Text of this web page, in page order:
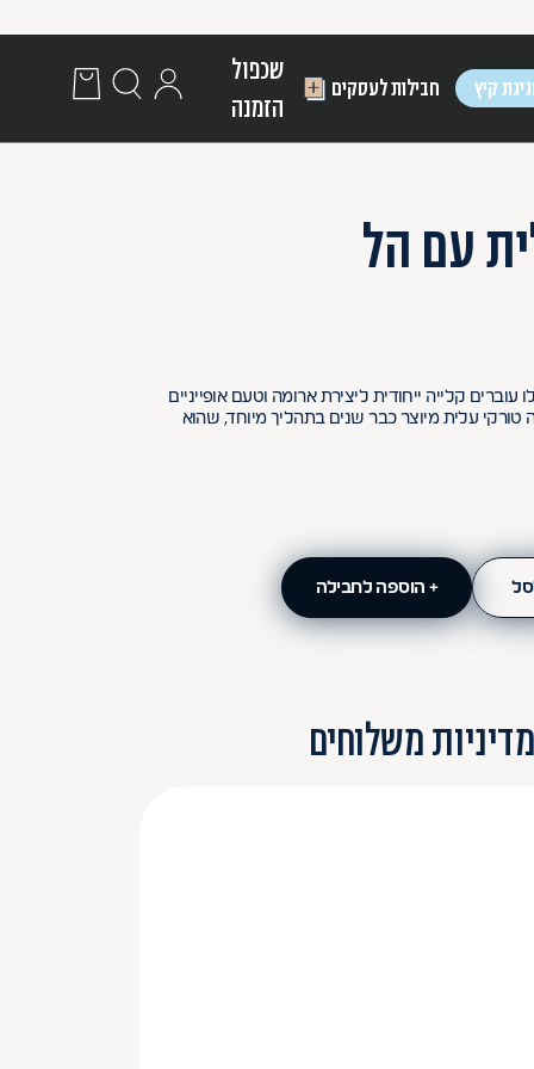
קיץ חבילות לעסקים
שכפול
הזמנה
עם הל
קלייה ייחודית ליצירת ארומה וטעם אופייניים
עלית מיוצר כבר שנים בתהליך מיוחד, שהוא
+ הוספה לחבילה
מדיניות משלוחים